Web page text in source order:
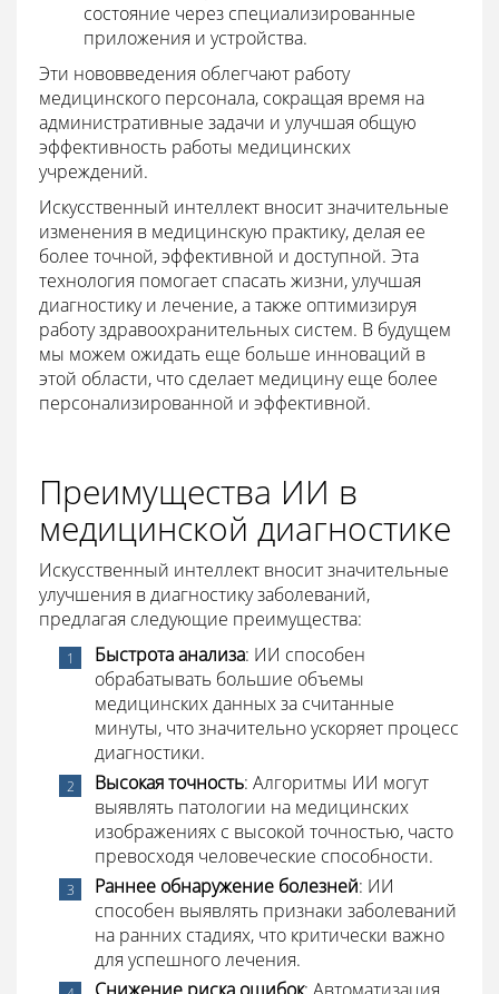
состояние через специализированные
приложения и устройства.
Эти нововведения облегчают работу
медицинского персонала, сокращая время на
административные задачи и улучшая общую
эффективность работы медицинских
учреждений.
Искусственный интеллект вносит значительные
изменения в медицинскую практику, делая ее
более точной, эффективной и доступной. Эта
технология помогает спасать жизни, улучшая
диагностику и лечение, а также оптимизируя
работу здравоохранительных систем. В будущем
мы можем ожидать еще больше инноваций в
этой области, что сделает медицину еще более
персонализированной и эффективной.
Преимущества ИИ в
медицинской диагностике
Искусственный интеллект вносит значительные
улучшения в диагностику заболеваний,
предлагая следующие преимущества:
Быстрота анализа: ИИ способен
обрабатывать большие объемы
медицинских данных за считанные
минуты, что значительно ускоряет процесс
диагностики.
Высокая точность: Алгоритмы ИИ могут
выявлять патологии на медицинских
изображениях с высокой точностью, часто
превосходя человеческие способности.
Раннее обнаружение болезней: ИИ
способен выявлять признаки заболеваний
на ранних стадиях, что критически важно
для успешного лечения.